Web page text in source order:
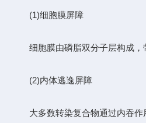
(1)细胞膜屏障
细胞膜由磷脂双分子层构成，
(2)内体逃逸屏障
大多数转染复合物通过内吞作